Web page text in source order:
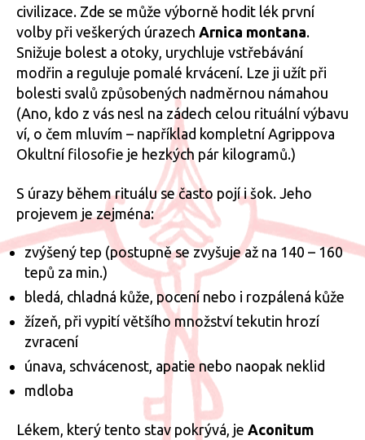
civilizace. Zde se může výborně hodit lék první
volby při veškerých úrazech Arnica montana.
Snižuje bolest a otoky, urychluje vstřebávání
modřin a reguluje pomalé krvácení. Lze ji užít při
bolesti svalů způsobených nadměrnou námahou
(Ano, kdo z vás nesl na zádech celou rituální výbavu
ví, o čem mluvím – například kompletní Agrippova
Okultní filosofie je hezkých pár kilogramů.)
S úrazy během rituálu se často pojí i šok. Jeho
projevem je zejména:
zvýšený tep (postupně se zvyšuje až na 140 – 160
tepů za min.)
bledá, chladná kůže, pocení nebo i rozpálená kůže
žízeň, při vypití většího množství tekutin hrozí
zvracení
únava, schvácenost, apatie nebo naopak neklid
mdloba
Lékem, který tento stav pokrývá, je Aconitum